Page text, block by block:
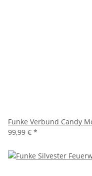
Funke Verbund Candy
99,99 € *